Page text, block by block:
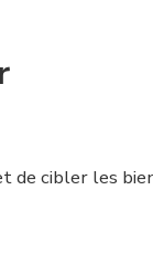
cibler les